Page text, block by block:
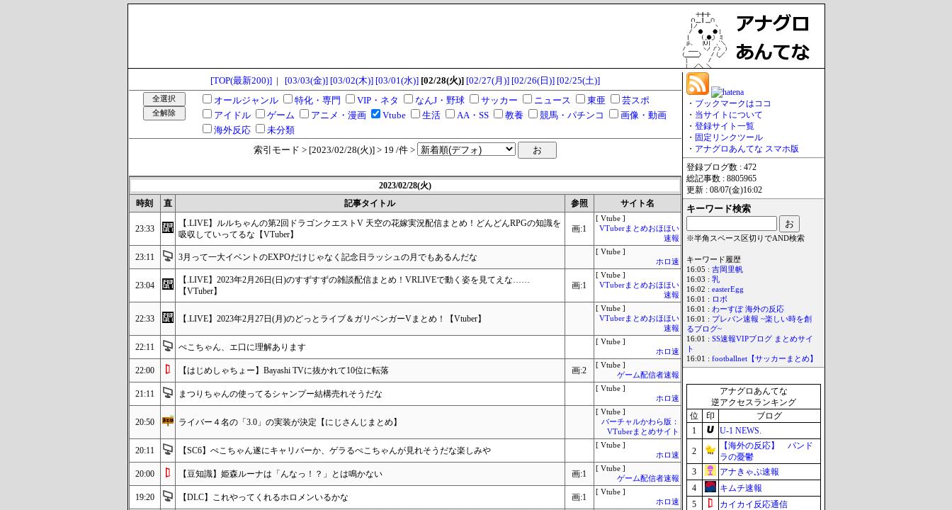
[TOP(最新200)]| [03/03(金)] [03/02(木)] [03/01(水)] [02/28(火)] [02/27(月)] [02/26(日)] [02/25(土)]
オールジャンル
特化・専門 VIP・ネタ なんJ・野球 サッカー ニュース 東亜
芸スポ
アイドル
ゲーム アニメ・漫画 Vtube 生活 AA・SS 教養 競馬・パチンコ
画像・動画
海外反応
未分類
索引モード > [2023/02/28(火)] > 19 /件 >
2023/02/28(火)
時刻
直 記事タイトル 参照 サイト名
23:33
【.LIVE】ルルちゃんの第2回ドラゴンクエストV 天空の花嫁実況配信まとめ！どんどんRPGの知識を
吸収していってるな【VTuber】
画:1
[ Vtube ]
VTuberまとめおほほい
速報
23:11 3月って一大イベントのEXPOだけじゃなく記念日ラッシュの月でもあるんだな
[ Vtube ]
ホロ速
23:04
【.LIVE】2023年2月26日(日)のすずすずの雑談配信まとめ！VRLIVEで動く姿を見てえな……
【VTuber】
画:1
[ Vtube ]
VTuberまとめおほほい
速報
22:33 【.LIVE】2023年2月27日(月)のどっとライブ＆ガリベンガーVまとめ！【Vtuber】
[ Vtube ]
VTuberまとめおほほい
速報
22:11 ぺこちゃん、エ口に理解あります
[ Vtube ]
ホロ速
22:00 【はじめしゃちょー】Bayashi TVに抜かれて10位に転落 画:2
[ Vtube ]
ゲーム配信者速報
21:11 まつりちゃんの使ってるシャンプー結構売れそうだな
[ Vtube ]
ホロ速
20:50 ライバー４名の「3.0」の実装が決定【にじさんじまとめ】
[ Vtube ]
バーチャルかわら版：
VTuberまとめサイト
20:11 【SC6】ぺこちゃん遂にキャリバーか、ゲラるぺこちゃんが見れそうだな楽しみや
[ Vtube ]
ホロ速
20:00 【豆知識】姫森ルーナは「んなっ！？」とは鳴かない 画:1
[ Vtube ]
ゲーム配信者速報
19:20 【DLC】これやってくれるホロメンいるかな 画:1
[ Vtube ]
ホロ速
・ ブックマークはココ
・ 当サイトについて
・ 登録サイト一覧
・ 固定リンクツール
・ アナグロあんてな スマホ版
登録ブログ数 : 472
総記事数 : 8805965
更新 : 08/07(金)16:02
キーワード検索
※半角スペース区切りでAND検索
キーワード履歴
16:05 : 吉岡里帆
16:03 : 乳
16:02 : easterEgg
16:01 : ロボ
16:01 : わーすぽ 海外の反応
16:01 : プレバン速報 ~楽しい時を創
るブログ~
16:01 : SS速報VIPブログ まとめサイ
ト
16:01 : footballnet【サッカーまとめ】
アナグロあんてな
逆アクセスランキング
位
印
ブログ
1
U-1 NEWS.
2
【海外の反応】 パンド
ラの憂鬱
3
アナきゃぷ速報
4
キムチ速報
5
カイカイ反応通信